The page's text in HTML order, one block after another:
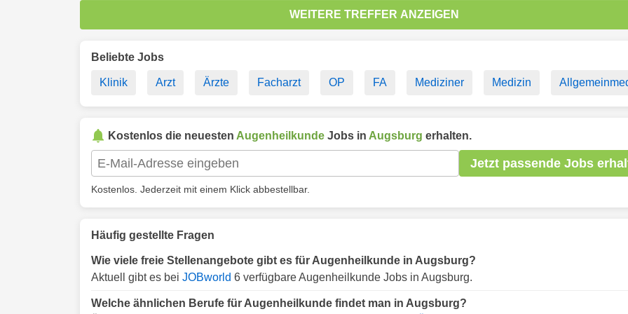
WEITERE TREFFER ANZEIGEN
Beliebte Jobs
Klinik Arzt Ärzte Facharzt OP FA Mediziner Medizin
Kostenlos die neuesten Augenheilkunde Jobs in Augsburg erhalten.
Jetzt passende Jobs
Kostenlos. Jederzeit mit einem Klick abbestellbar.
Häufig gestellte Fragen
Wie viele freie Stellenangebote gibt es für Augenheilkunde in Augsburg?
Aktuell gibt es bei JOBworld 6 verfügbare Augenheilkunde Jobs in Augsburg.
Welche ähnlichen Berufe für Augenheilkunde findet man in Augsburg?